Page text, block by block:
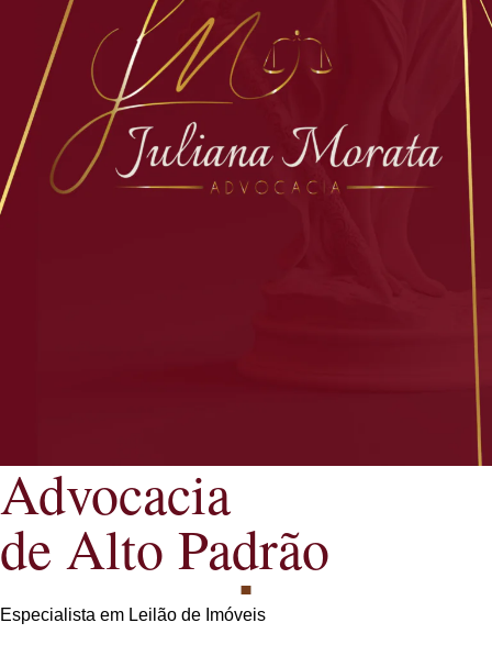
Advocacia
de Alto Padrão
Especialista em Leilão de Imóveis